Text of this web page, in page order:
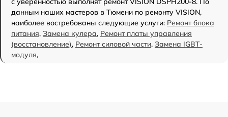
данным наших мастеров в Тюмени по ремонту VISION,
наиболее востребованы следующие услуги: Ремонт блока
питания, Замена кулера, Ремонт платы управления
(восстановление), Ремонт силовой части, Замена IGBT-
модуля,